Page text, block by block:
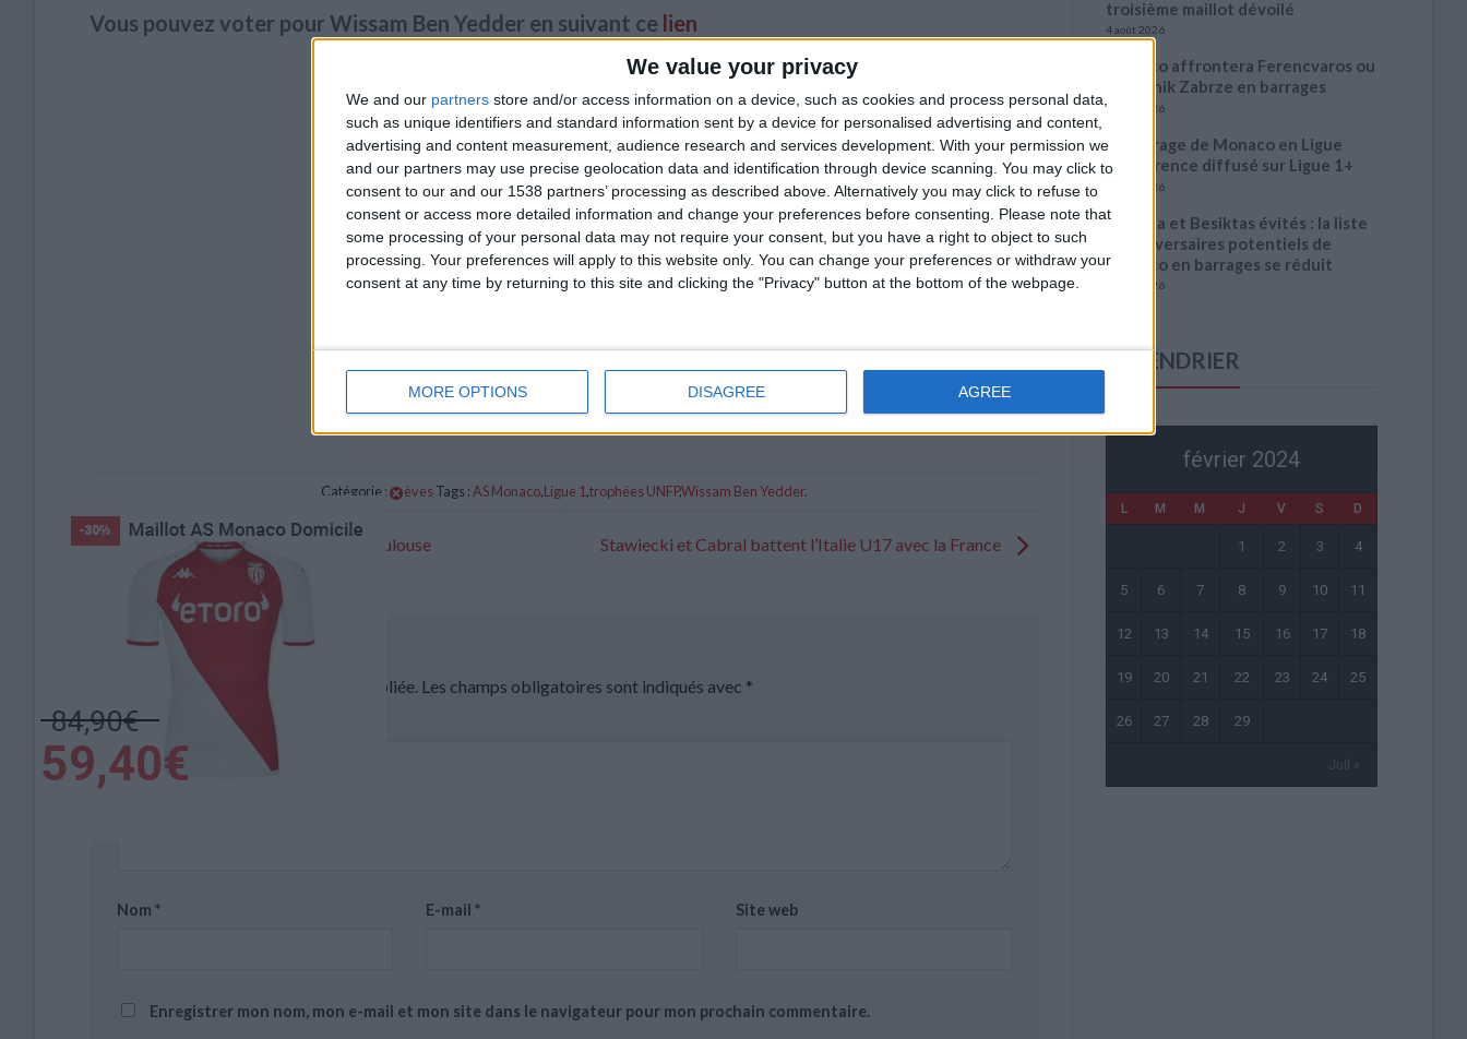
We value your privacy
We and our partners store and/or access information on a device, such as cookies and process personal data,
such as unique identifiers and standard information sent by a device for personalised advertising and content,
advertising and content measurement, audience research and services development. With your permission we
and our partners may use precise geolocation data and identification through device scanning. You may click to
consent to our and our 1538 partners’ processing as described above. Alternatively you may click to refuse to
consent or access more detailed information and change your preferences before consenting.
Please note that
some processing of your personal data may not require your consent, but you have a right to object to such
processing. Your preferences will apply to this website only. You can change your preferences or withdraw your
consent at any time by returning to this site and clicking the "Privacy" button at the bottom of the webpage.
MORE OPTIONS DISAGREE AGREE
Vous pouvez voter pour Wissam Ben Yedder en suivant ce lien
Catégorie :BrèvesTags :AS Monaco,Ligue 1,trophées UNFP,Wissam Ben Yedder.
Bastien au sifflet pour Monaco-Toulouse Stawiecki et Cabral battent l’Italie U17 avec la France
Laisser un commentaire
Votre adresse e-mail ne sera pas publiée. Les champs obligatoires sont indiqués avec *
Commentaire
Nom * E-mail* Site web
Enregistrer mon nom, mon e-mail et mon site dans le navigateur pour mon prochain commentaire.
troisième maillot dévoilé
4 août 2026
Monaco affrontera Ferencvaros ou
le Gornik Zabrze en barrages
3 août 2026
Le barrage de Monaco en Ligue
Conférence diffusé sur Ligue 1+
3 août 2026
Benfica et Besiktas évités : la liste
des adversaires potentiels de
Monaco en barrages se réduit
3 août 2026
CALENDRIER
février 2024
L M M J V S D
Juil »
1 2 3 4
5 6 7 8 9 10 11
12 13 14 15 16 17 18
19 20 21 22 23 24 25
26 27 28 29